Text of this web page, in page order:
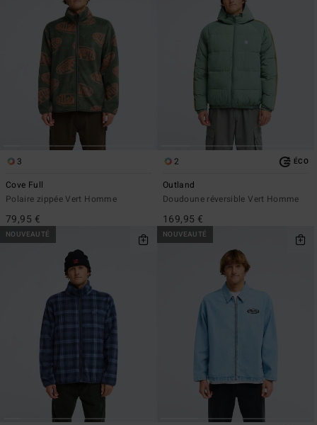
3
Cove Full
Polaire zippée Vert Homme
79,95 €
2 ÉCO
Outland
Doudoune réversible Vert Homme
169,95 €
NOUVEAUTÉ NOUVEAUTÉ